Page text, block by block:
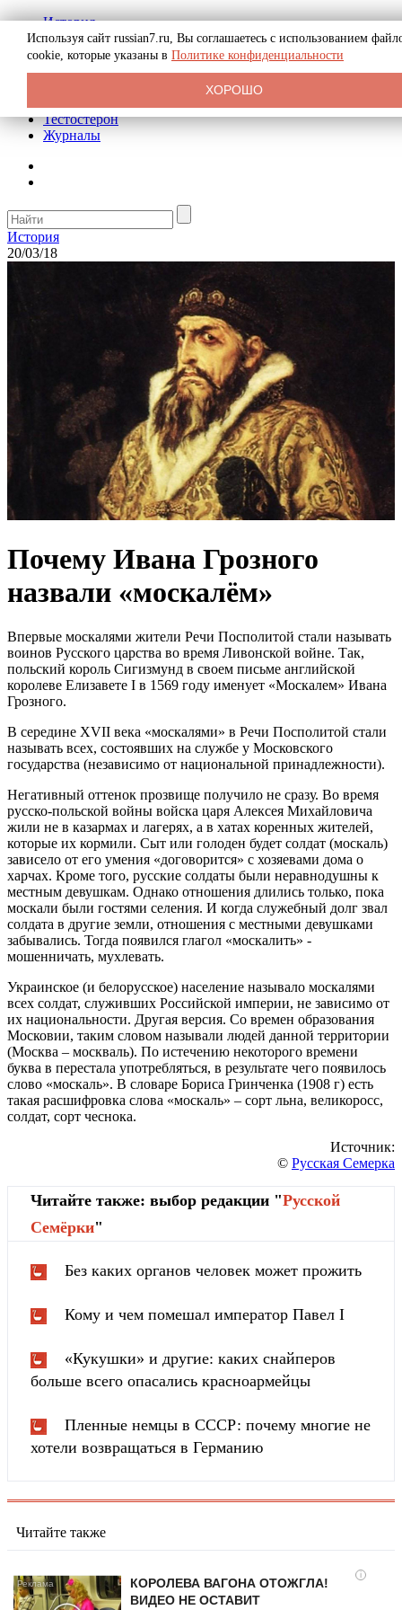
История
Биография
Криминал
Реклама на сайте
Тестостерон
Журналы
История
20/03/18
Почему Ивана Грозного
назвали «москалём»
Впервые москалями жители Речи Посполитой стали называть
воинов Русского царства во время Ливонской войне. Так,
польский король Сигизмунд в своем письме английской
королеве Елизавете I в 1569 году именует «Москалем» Ивана
Грозного.
В середине XVII века «москалями» в Речи Посполитой стали
называть всех, состоявших на службе у Московского
государства (независимо от национальной принадлежности).
Негативный оттенок прозвище получило не сразу. Во время
русско-польской войны войска царя Алексея Михайловича
жили не в казармах и лагерях, а в хатах коренных жителей,
которые их кормили. Сыт или голоден будет солдат (москаль)
зависело от его умения «договорится» с хозяевами дома о
харчах. Кроме того, русские солдаты были неравнодушны к
местным девушкам. Однако отношения длились только, пока
москали были гостями селения. И когда служебный долг звал
солдата в другие земли, отношения с местными девушками
забывались. Тогда появился глагол «москалить» -
мошенничать, мухлевать.
Украинское (и белорусское) население называло москалями
всех солдат, служивших Российской империи, не зависимо от
их национальности. Другая версия. Со времен образования
Московии, таким словом называли людей данной территории
(Москва – москваль). По истечению некоторого времени
буква в перестала употребляться, в результате чего появилось
слово «москаль». В словаре Бориса Гринченка (1908 г) есть
такая расшифровка слова «москаль» – сорт льна, великоросс,
солдат, сорт чеснока.
Источник:
© Русская Семерка
Читайте также: выбор редакции "Русской
Cемёрки"
Без каких органов человек может прожить
Кому и чем помешал император Павел I
«Кукушки» и другие: каких снайперов
больше всего опасались красноармейцы
Пленные немцы в СССР: почему многие не
хотели возвращаться в Германию
Читайте также
i
КОРОЛЕВА ВАГОНА ОТОЖГЛА!
ВИДЕО НЕ ОСТАВИТ
Используя сайт russian7.ru, Вы соглашаетесь с использованием
cookie, которые указаны в Политике конфиденциальности
ХОРОШО